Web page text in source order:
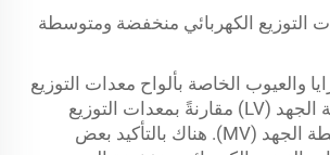
التوزيع الكهربائي منخفضة ومتوسطة
والعيوب الخاصة بألواح معدات التوزيع
الكهربائي منخفضة الجهد (LV) مقارنةً بمعدات التوزيع
الكهربائي المتوسطة الجهد (MV). هناك بالتأكيد بعض